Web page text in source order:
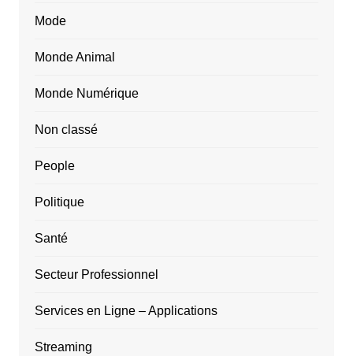
Mode
Monde Animal
Monde Numérique
Non classé
People
Politique
Santé
Secteur Professionnel
Services en Ligne – Applications
Streaming